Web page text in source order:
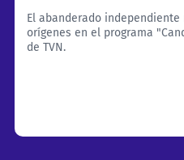
El abanderado independiente
orígenes en el programa
de TVN.